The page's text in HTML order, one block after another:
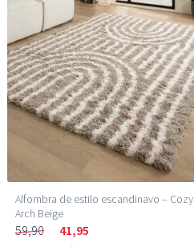
Precio más bajo (m²)
Precio más alto (m²)
Alfombra de estilo escandinavo – Cozy
Arch Beige
59,90 41,95